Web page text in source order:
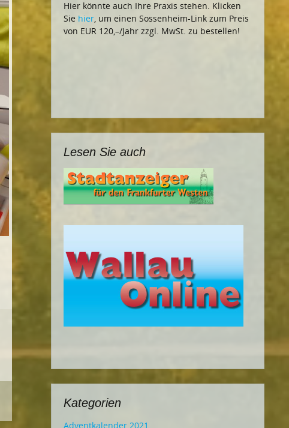
Hier könnte auch Ihre Praxis stehen. Klicken
Sie hier, um einen Sossenheim-Link zum Preis
von EUR 120,–/Jahr zzgl. MwSt. zu bestellen!
Lesen Sie auch
Kategorien
Adventkalender 2021